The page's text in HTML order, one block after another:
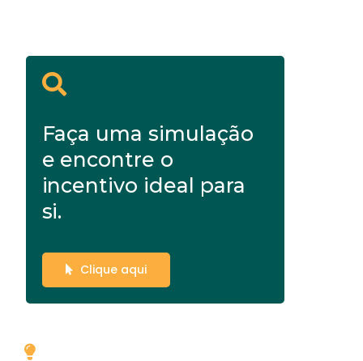
Faça uma simulação
e encontre o
incentivo ideal para
si.
Clique aqui